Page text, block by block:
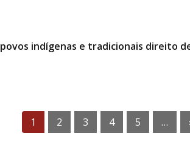
indígenas e tradicionais direito
1 2 3 4 5 …